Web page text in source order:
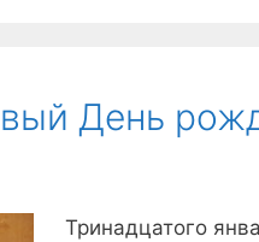
День
Тринадцатого